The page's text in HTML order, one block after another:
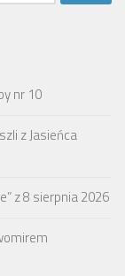
nr 10
z Jasieńca
z 8 sierpnia 2026